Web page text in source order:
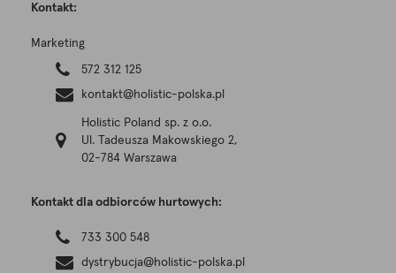
Kontakt:
Marketing
572 312 125
kontakt@holistic-polska.pl
Holistic Poland sp. z o.o.
Ul. Tadeusza Makowskiego 2,
02-784 Warszawa
Kontakt dla odbiorców hurtowych:
733 300 548
dystrybucja@holistic-polska.pl